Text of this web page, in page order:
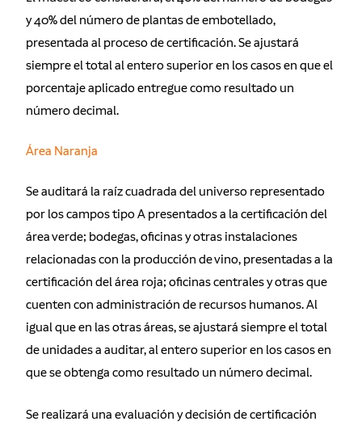
y 40% del número de plantas de embotellado,
presentada al proceso de certificación. Se ajustará
siempre el total al entero superior en los casos en que el
porcentaje aplicado entregue como resultado un
número decimal.
Área Naranja
Se auditará la raíz cuadrada del universo representado
por los campos tipo A presentados a la certificación del
área verde; bodegas, oficinas y otras instalaciones
relacionadas con la producción de vino, presentadas a la
certificación del área roja; oficinas centrales y otras que
cuenten con administración de recursos humanos. Al
igual que en las otras áreas, se ajustará siempre el total
de unidades a auditar, al entero superior en los casos en
que se obtenga como resultado un número decimal.
Se realizará una evaluación y decisión de certificación